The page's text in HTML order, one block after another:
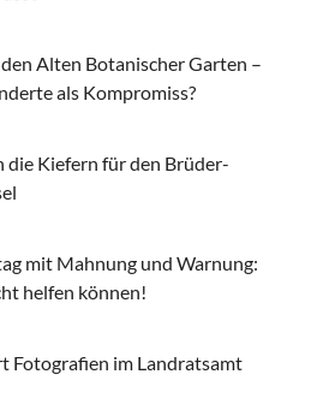
Alten Botanischer Garten –
als Kompromiss?
die Kiefern für den Brüder-
mit Mahnung und Warnung:
helfen können!
Fotografien im Landratsamt